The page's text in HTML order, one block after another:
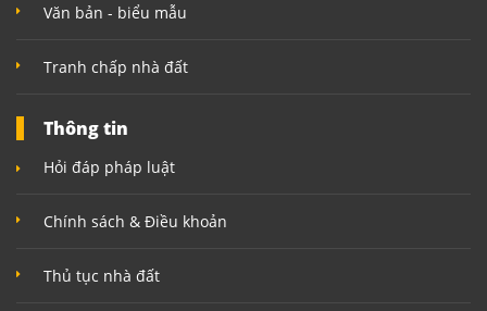
Văn bản - biểu mẫu
Tranh chấp nhà đất
Thông tin
Hỏi đáp pháp luật
Chính sách & Điều khoản
Thủ tục nhà đất